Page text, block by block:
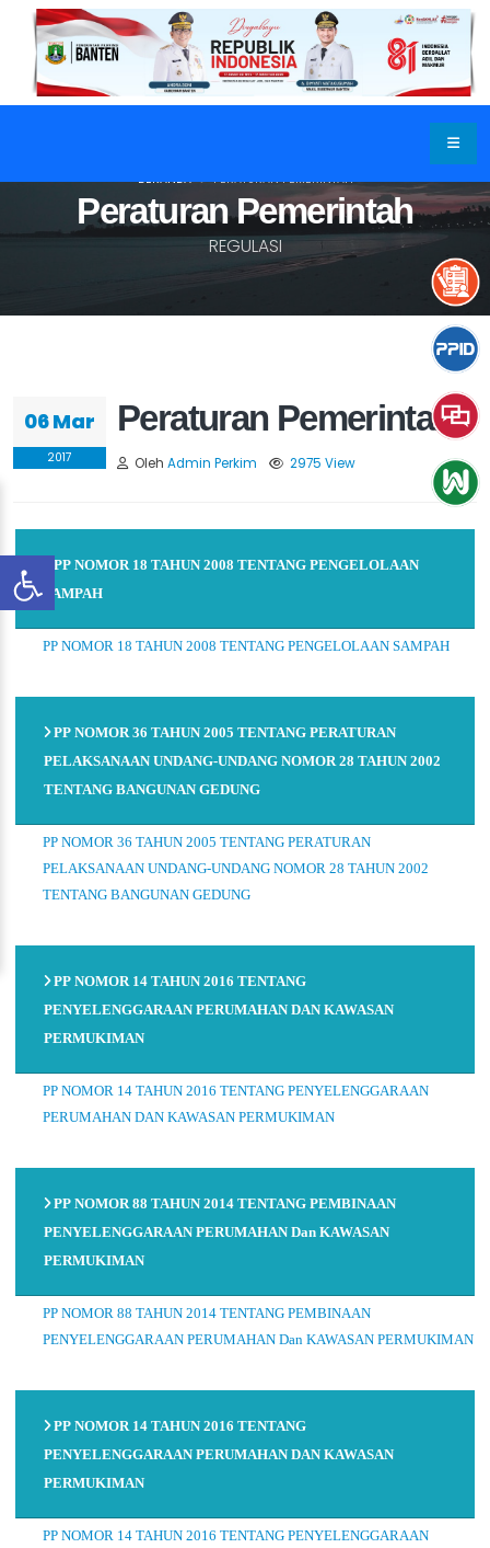
Peraturan Pemerintah
REGULASI
BERANDA PERATURAN PEMERINTAH
06 Mar
2017
Peraturan Pemerintah
Oleh Admin Perkim 2975 View
PP NOMOR 18 TAHUN 2008 TENTANG PENGELOLAAN
SAMPAH
PP NOMOR 18 TAHUN 2008 TENTANG PENGELOLAAN SAMPAH
PP NOMOR 36 TAHUN 2005 TENTANG PERATURAN
PELAKSANAAN UNDANG-UNDANG NOMOR 28 TAHUN 2002
TENTANG BANGUNAN GEDUNG
PP NOMOR 36 TAHUN 2005 TENTANG PERATURAN
PELAKSANAAN UNDANG-UNDANG NOMOR 28 TAHUN 2002
TENTANG BANGUNAN GEDUNG
PP NOMOR 14 TAHUN 2016 TENTANG
PENYELENGGARAAN PERUMAHAN DAN KAWASAN
PERMUKIMAN
PP NOMOR 14 TAHUN 2016 TENTANG PENYELENGGARAAN
PERUMAHAN DAN KAWASAN PERMUKIMAN
PP NOMOR 88 TAHUN 2014 TENTANG PEMBINAAN
PENYELENGGARAAN PERUMAHAN Dan KAWASAN
PERMUKIMAN
PP NOMOR 88 TAHUN 2014 TENTANG PEMBINAAN
PENYELENGGARAAN PERUMAHAN Dan KAWASAN PERMUKIMAN
PP NOMOR 14 TAHUN 2016 TENTANG
PENYELENGGARAAN PERUMAHAN DAN KAWASAN
PERMUKIMAN
PP NOMOR 14 TAHUN 2016 TENTANG PENYELENGGARAAN